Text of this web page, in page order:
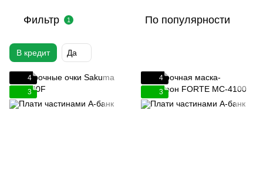
Фильтр 1 По популярности
В кредит Да
4
3
4
3